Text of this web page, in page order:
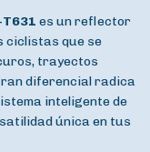
es un reflector
ciclistas que se
trayectos
diferencial radica
inteligente de
única en tus